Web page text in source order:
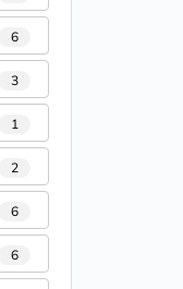
6
3
1
2
6
6